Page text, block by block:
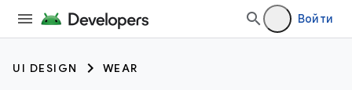
Войти
UI DESIGN WEAR